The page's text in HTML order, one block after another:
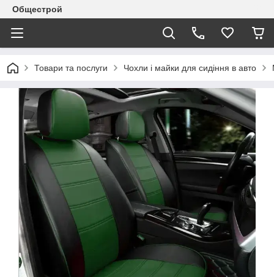
Общестрой
Товари та послуги Чохли і майки для сидіння в авто